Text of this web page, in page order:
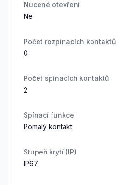
Nucené otevření
Ne
Počet rozpínacích kontaktů
0
Počet spínacích kontaktů
2
Spínací funkce
Pomalý kontakt
Stupeň krytí (IP)
IP67